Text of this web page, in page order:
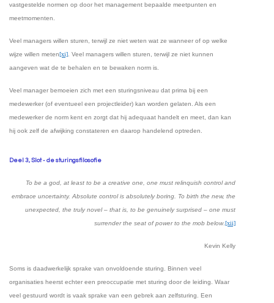
vastgestelde normen op door het management bepaalde meetpunten en
meetmomenten.
Veel managers willen sturen, terwijl ze niet weten wat ze wanneer of op welke
wijze willen meten[xi] . Veel managers willen sturen, terwijl ze niet kunnen
aangeven wat de te behalen en te bewaken norm is.
Veel manager bemoeien zich met een sturingsniveau dat prima bij een
medewerker (of eventueel een projectleider) kan worden gelaten. Als een
medewerker de norm kent en zorgt dat hij adequaat handelt en meet, dan kan
hij ook zelf de afwijking constateren en daarop handelend optreden.
Deel 3, Slot - de sturingsfilosofie
To be a god, at least to be a creative one, one must relinquish control and
embrace uncertainty. Absolute control is absolutely boring. To birth the new, the
unexpected, the truly novel – that is, to be genuinely surprised – one must
surrender the seat of power to the mob below.[xii]
Kevin Kelly
Soms is daadwerkelijk sprake van onvoldoende sturing. Binnen veel
organisaties heerst echter een preoccupatie met sturing door de leiding. Waar
veel gestuurd wordt is vaak sprake van een gebrek aan zelfsturing. Een